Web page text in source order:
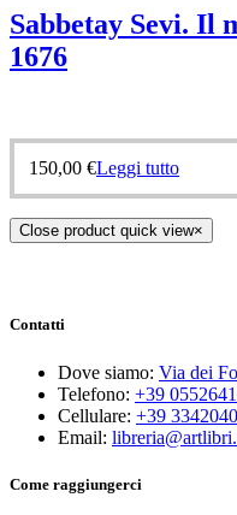
Sabbetay Sevi. Il
1676
150,00 €Leggi tutto
Close product quick view×
Contatti
Dove siamo: Via dei
Telefono: +39
Cellulare: +39
Email:
Come raggiungerci